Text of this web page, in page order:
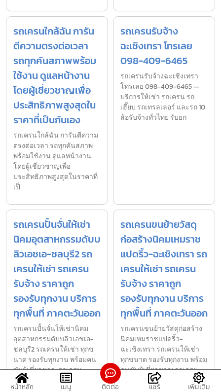
รถเครนใกล้ฉัน การัน
ตีความตรงต่อเวลา
รถทุกคันสภาพพร้อม
ใช้งาน ดูแลหน้างาน
โดยผู้เชี่ยวชาญเพื่อ
ประสิทธิภาพสูงสุดใน
ราคาที่เป็นกันเอง
รถเครนใกล้ฉัน การันตีความ
ตรงต่อเวลา รถทุกคันสภาพ
พร้อมใช้งาน ดูแลหน้างาน
โดยผู้เชี่ยวชาญเพื่อ
ประสิทธิภาพสูงสุดในราคาที่
เป็
รถเครนรับจ้าง
ฉะเชิงเทรา โทรเลย
098-409-6465
รถเครนรับจ้างฉะเชิงเทรา
โทรเลย 098-409-6465 —
บริการให้เช่า รถเครน รถ
เฮี๊ยบ รถเทรลเลอร์ และรถ 10
ล้อรับจ้างทั่วไทย รับยก
รถเครนปั้นจั่นให้เช่า
นิคมอุตสาหกรรมดับบ
ลิวเอชเอ-ชลบุรี2 รถ
เครนให้เช่า รถเครน
รับจ้าง ราคาถูก
รองรับทุกงาน บริการ
ทุกพื้นที่ ภาคตะวันออก
รถเครนปั้นจั่นให้เช่านิคม
อุตสาหกรรมดับบลิวเอชเอ-
ชลบุรี2 รถเครนให้เช่า ทุกข
นาด รองรับทุกงาน พร้อมคน
ขับผู้เชี่ยวชาญ รถเครน
รถเครนขนย้ายวัสดุ
ก่อสร้างนิคมเหมราช
แปดริ้ว-ฉะเชิงเทรา รถ
เครนให้เช่า รถเครน
รับจ้าง ราคาถูก
รองรับทุกงาน บริการ
ทุกพื้นที่ ภาคตะวันออก
รถเครนขนย้ายวัสดุก่อสร้าง
นิคมเหมราชแปดริ้ว-
ฉะเชิงเทรา รถเครนให้เช่า
ทุกขนาด รองรับทุกงาน พร้อม
คนขับผู้เชี่ยวชาญ รถเครน
หน้าหลัก เมนู ติดต่อ แชร์ เพิ่มเติม